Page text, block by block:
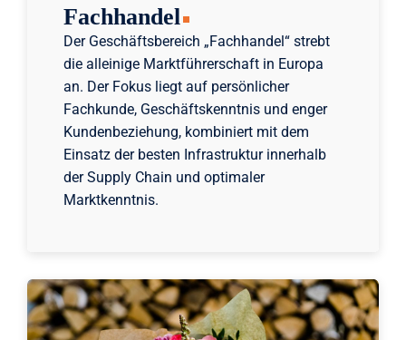
Fachhandel
Der Geschäftsbereich „Fachhandel“ strebt
die alleinige Marktführerschaft in Europa
an. Der Fokus liegt auf persönlicher
Fachkunde, Geschäftskenntnis und enger
Kundenbeziehung, kombiniert mit dem
Einsatz der besten Infrastruktur innerhalb
der Supply Chain und optimaler
Marktkenntnis.